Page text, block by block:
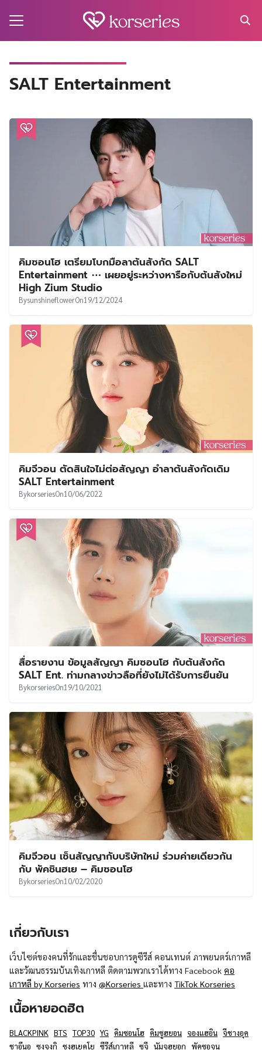
SALT Entertainment
คิมซอนโฮ เตรียมโบกมือลาต้นสังกัด SALT
Entertainment ⋯ เผยอยู่ระหว่างหารือกับต้นสังใหม่
High Zium Studio
BysunshineflowerOn19/12/2024
คิมจีวอน ตัดสินใจไม่ต่อสัญญา อำลาต้นสังกัดเดิม
SALT Entertainment
BykorseriesOn10/06/2022
สื่อรายงาน ข้อมูลสัญญา คิมซอนโฮ กับต้นสังกัด
SALT Ent. ท่ามกลางข่าวลือที่ยังไม่ได้รับการยืนยัน
BykorseriesOn19/10/2021
คิมจีวอน เซ็นสัญญากับบริษัทใหม่ ร่วมค่ายเดียวกัน
กับ พัคชินฮเย – คิมซอนโฮ
BykorseriesOn10/02/2020
เกี่ยวกับเรา
เว็บไซต์ของคนที่รักและชื่นชอบการดูซีรีส์ คอนเทนต์ ภาพยนตร์เกาหลี
และวัฒนธรรมบันเทิงเกาหลี ติดตามพวกเราได้ทาง Facebook คอ
เกาหลี by Korseries ทาง @Korseries และทาง TikTok Korseries
เนื้อหายอดฮิต
BLACKPINK BTS TOP30 YG คิมซอนโฮ คิมซูฮยอน จองแฮอิน จีชางอุค
ชาอึนอู ซงจุงกิ ซงฮเยคโย ซีรีส์เกาหลี ซูจี นัมจูฮยอก พัคซอจุน